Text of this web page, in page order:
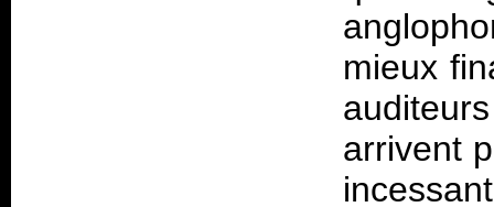
mieux
arrivent